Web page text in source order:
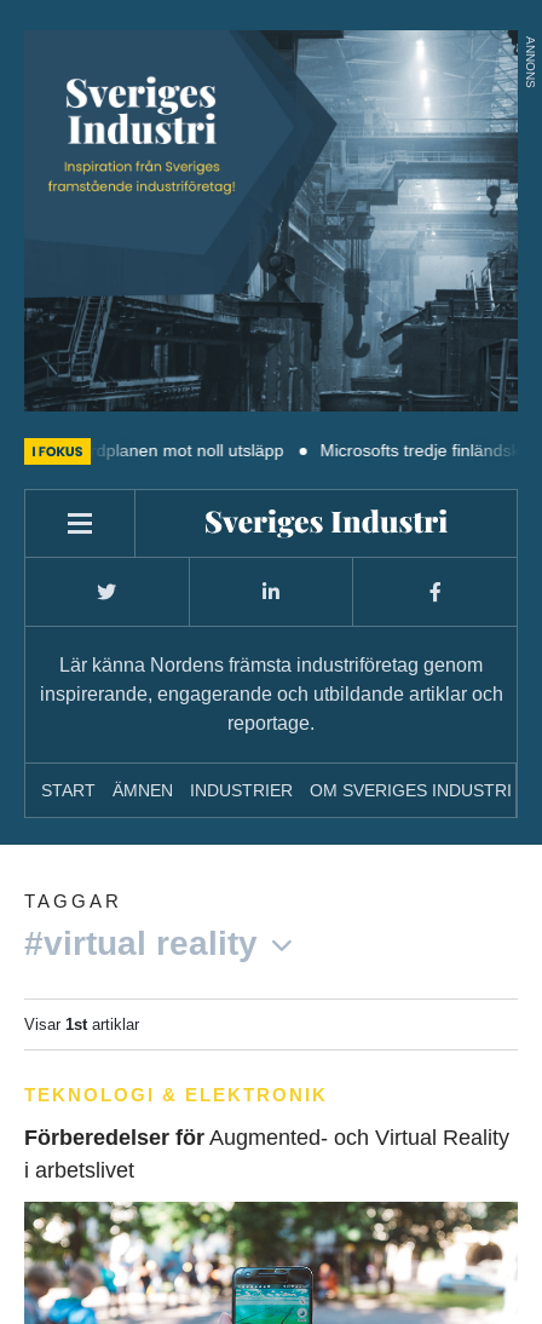
ANNONS
Färdplanen mot noll utsläpp Microsofts tredje finländska
Lär känna Nordens främsta industriföretag genom
inspirerande, engagerande och utbildande artiklar och
reportage.
START ÄMNEN INDUSTRIER OM SVERIGES INDUSTRI
TAGGAR
#virtual reality
Visar 1startiklar
TEKNOLOGI & ELEKTRONIK
Förberedelser för Augmented- och Virtual Reality
i arbetslivet